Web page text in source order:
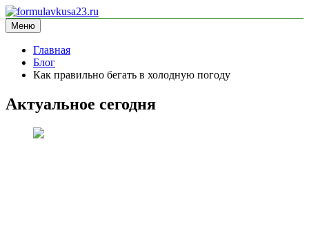
Перейти
к
содержимому
formulavkusa23.ru
блог про спорт
Меню
Главная
Блог
Как правильно бегать в холодную погоду
Актуальное сегодня